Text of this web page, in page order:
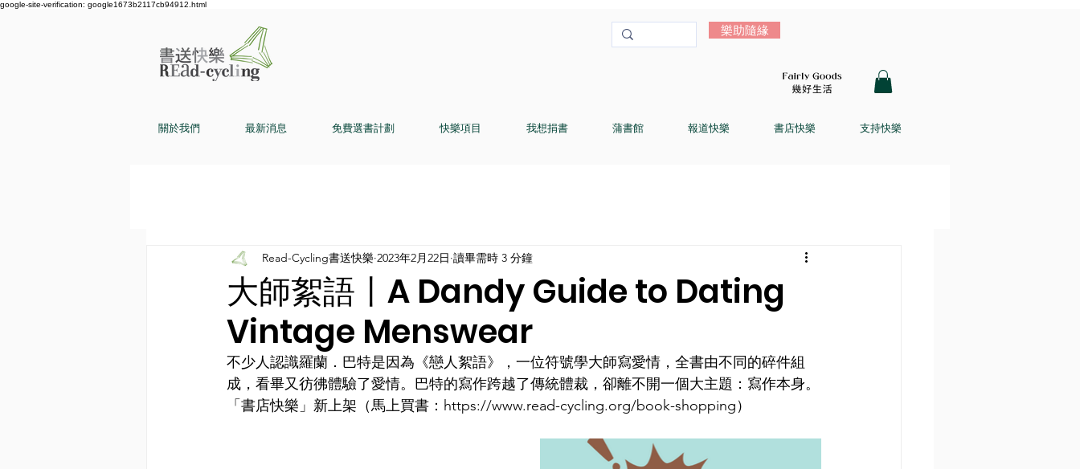
google-site-verification: google1673b2117cb94912.html
樂助隨緣
關於我們 最新消息 免費選書計劃 快樂項目 我想捐書 蒲書館 報道快樂 書店快樂 支持快樂
大師絮語〡A Dandy Guide to Dating
Vintage Menswear
Read-Cycling書送快樂 2023年2月22日 讀畢需時 3 分鐘
不少人認識羅蘭．巴特是因為《戀人絮語》，一位符號學大師寫愛情，全書由不同的碎件組
成，看畢又彷彿體驗了愛情。巴特的寫作跨越了傳統體裁，卻離不開一個大主題：寫作本身。
「書店快樂」新上架（馬上買書：https://www.read-cycling.org/book-shopping）